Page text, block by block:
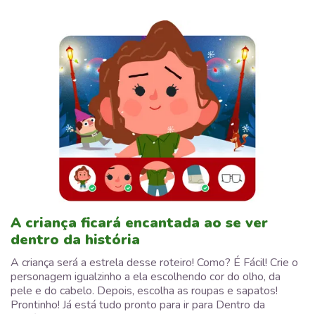
A criança ficará encantada ao se ver
dentro da história
A criança será a estrela desse roteiro! Como? É Fácil! Crie o
personagem igualzinho a ela escolhendo cor do olho, da
pele e do cabelo. Depois, escolha as roupas e sapatos!
Prontinho! Já está tudo pronto para ir para Dentro da